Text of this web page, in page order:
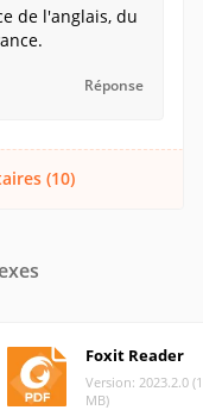
de l'anglais, du
Réponse
(10)
Foxit Reader
Version: 2023.2.0
MB)